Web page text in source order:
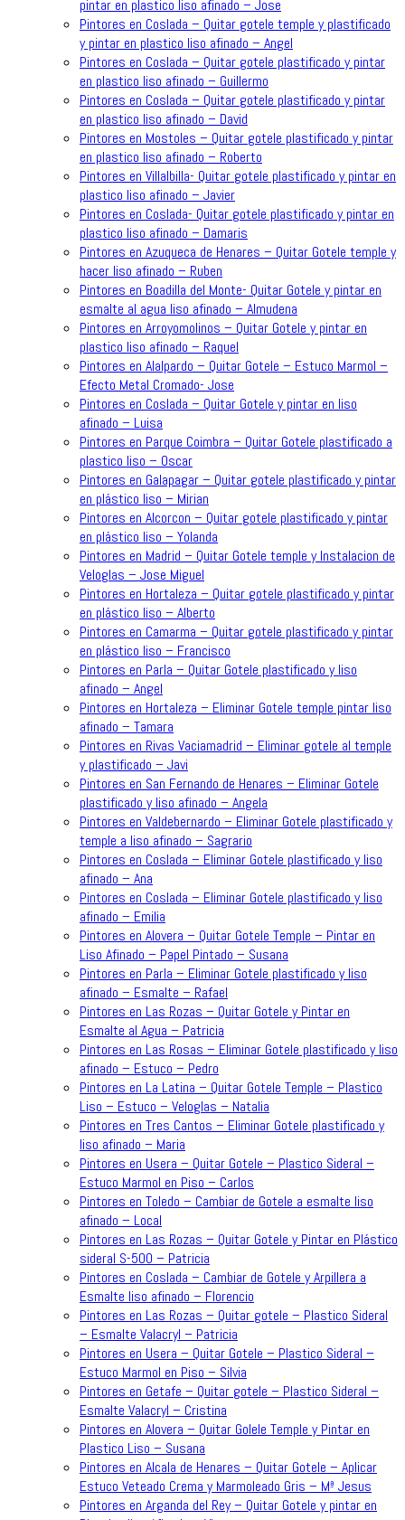
pintar en plastico liso afinado – Jose
Pintores en Coslada – Quitar gotele temple y plastificado
y pintar en plastico liso afinado – Angel
Pintores en Coslada – Quitar gotele plastificado y pintar
en plastico liso afinado – Guillermo
Pintores en Coslada – Quitar gotele plastificado y pintar
en plastico liso afinado – David
Pintores en Mostoles – Quitar gotele plastificado y pintar
en plastico liso afinado – Roberto
Pintores en Villalbilla- Quitar gotele plastificado y pintar en
plastico liso afinado – Javier
Pintores en Coslada- Quitar gotele plastificado y pintar en
plastico liso afinado – Damaris
Pintores en Azuqueca de Henares – Quitar Gotele temple y
hacer liso afinado – Ruben
Pintores en Boadilla del Monte- Quitar Gotele y pintar en
esmalte al agua liso afinado – Almudena
Pintores en Arroyomolinos – Quitar Gotele y pintar en
plastico liso afinado – Raquel
Pintores en Alalpardo – Quitar Gotele – Estuco Marmol –
Efecto Metal Cromado- Jose
Pintores en Coslada – Quitar Gotele y pintar en liso
afinado – Luisa
Pintores en Parque Coimbra – Quitar Gotele plastificado a
plastico liso – Oscar
Pintores en Galapagar – Quitar gotele plastificado y pintar
en plástico liso – Mirian
Pintores en Alcorcon – Quitar gotele plastificado y pintar
en plástico liso – Yolanda
Pintores en Madrid – Quitar Gotele temple y Instalacion de
Veloglas – Jose Miguel
Pintores en Hortaleza – Quitar gotele plastificado y pintar
en plástico liso – Alberto
Pintores en Camarma – Quitar gotele plastificado y pintar
en plástico liso – Francisco
Pintores en Parla – Quitar Gotele plastificado y liso
afinado – Angel
Pintores en Hortaleza – Eliminar Gotele temple pintar liso
afinado – Tamara
Pintores en Rivas Vaciamadrid – Eliminar gotele al temple
y plastificado – Javi
Pintores en San Fernando de Henares – Eliminar Gotele
plastificado y liso afinado – Angela
Pintores en Valdebernardo – Eliminar Gotele plastificado y
temple a liso afinado – Sagrario
Pintores en Coslada – Eliminar Gotele plastificado y liso
afinado – Ana
Pintores en Coslada – Eliminar Gotele plastificado y liso
afinado – Emilia
Pintores en Alovera – Quitar Gotele Temple – Pintar en
Liso Afinado – Papel Pintado – Susana
Pintores en Parla – Eliminar Gotele plastificado y liso
afinado – Esmalte – Rafael
Pintores en Las Rozas – Quitar Gotele y Pintar en
Esmalte al Agua – Patricia
Pintores en Las Rosas – Eliminar Gotele plastificado y liso
afinado – Estuco – Pedro
Pintores en La Latina – Quitar Gotele Temple – Plastico
Liso – Estuco – Veloglas – Natalia
Pintores en Tres Cantos – Eliminar Gotele plastificado y
liso afinado – Maria
Pintores en Usera – Quitar Gotele – Plastico Sideral –
Estuco Marmol en Piso – Carlos
Pintores en Toledo – Cambiar de Gotele a esmalte liso
afinado – Local
Pintores en Las Rozas – Quitar Gotele y Pintar en Plástico
sideral S-500 – Patricia
Pintores en Coslada – Cambiar de Gotele y Arpillera a
Esmalte liso afinado – Florencio
Pintores en Las Rozas – Quitar gotele – Plastico Sideral
– Esmalte Valacryl – Patricia
Pintores en Usera – Quitar Gotele – Plastico Sideral –
Estuco Marmol en Piso – Silvia
Pintores en Getafe – Quitar gotele – Plastico Sideral –
Esmalte Valacryl – Cristina
Pintores en Alovera – Quitar Golele Temple y Pintar en
Plastico Liso – Susana
Pintores en Alcala de Henares – Quitar Gotele – Aplicar
Estuco Veteado Crema y Marmoleado Gris – Mª Jesus
Pintores en Arganda del Rey – Quitar Gotele y pintar en